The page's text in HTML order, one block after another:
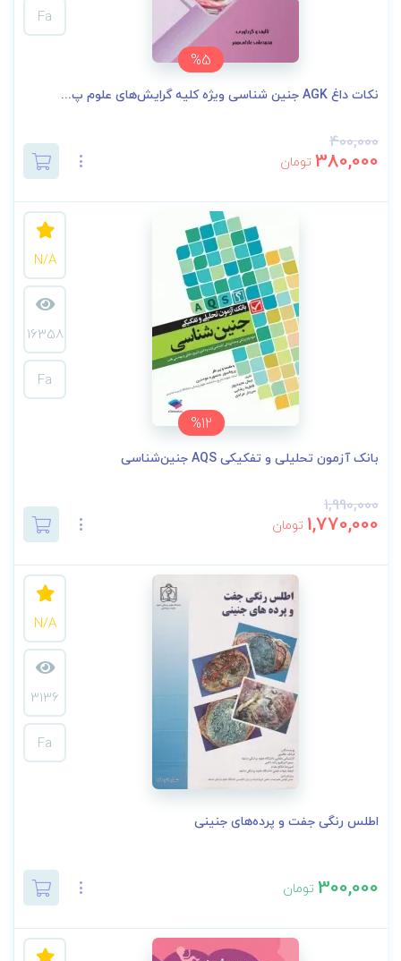
%5
Fa
نکات داغ AGK جنین شناسی ویژه کلیه گرایش‌های علوم پ...
400,000
380,000 تومان
%12
N/A
16358
Fa
بانک آزمون تحلیلی و تفکیکی AQS جنین‌شناسی
1,990,000
1,770,000 تومان
N/A
3136
Fa
اطلس رنگی جفت و پرده‌های جنینی
300,000تومان